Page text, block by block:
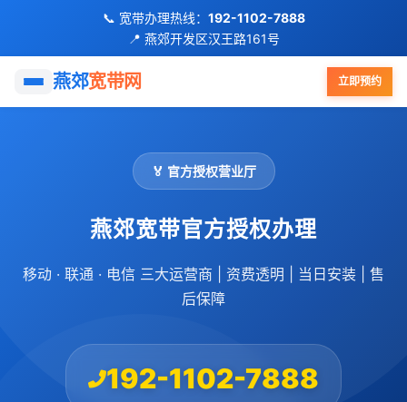
📞 宽带办理热线： 192-1102-7888
📍 燕郊开发区汉王路161号
燕郊宽带网 立即预约
首页
FTTR全屋光纤
小区覆盖
🏅 官方授权营业厅
燕郊宽带官方授权办理
移动 · 联通 · 电信 三大运营商 | 资费透明 | 当日安装 | 售
后保障
192-1102-7888